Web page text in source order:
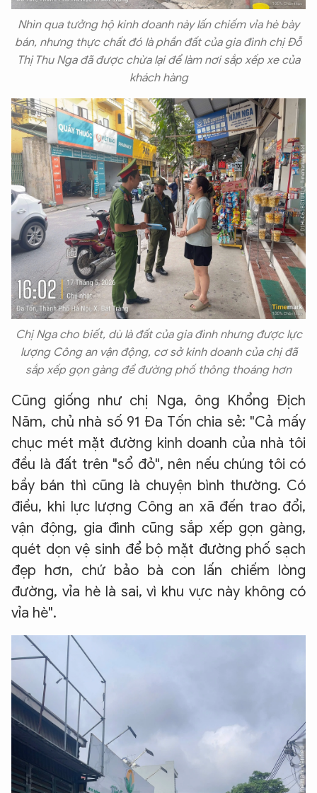
Nhìn qua tưởng hộ kinh doanh này lấn chiếm vỉa hè bày
bán, nhưng thực chất đó là phần đất của gia đình chị Đỗ
Thị Thu Nga đã được chừa lại để làm nơi sắp xếp xe của
khách hàng
Chị Nga cho biết, dù là đất của gia đình nhưng được lực
lượng Công an vận động, cơ sở kinh doanh của chị đã
sắp xếp gọn gàng để đường phố thông thoáng hơn
Cũng giống như chị Nga, ông Khổng Địch
Năm, chủ nhà số 91 Đa Tốn chia sẻ: "Cả mấy
chục mét mặt đường kinh doanh của nhà tôi
đều là đất trên "sổ đỏ", nên nếu chúng tôi có
bầy bán thì cũng là chuyện bình thường. Có
điều, khi lực lượng Công an xã đến trao đổi,
vận động, gia đình cũng sắp xếp gọn gàng,
quét dọn vệ sinh để bộ mặt đường phố sạch
đẹp hơn, chứ bảo bà con lấn chiếm lòng
đường, vỉa hè là sai, vì khu vực này không có
vỉa hè".